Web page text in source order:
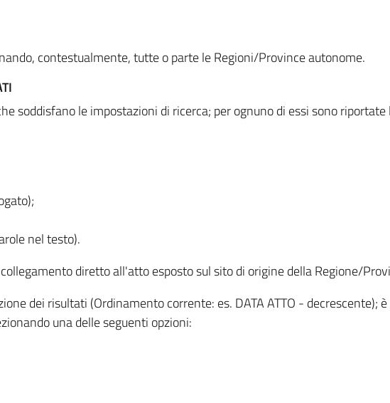
contestualmente, tutte o parte le Regioni/Province autonome.
soddisfano le impostazioni di ricerca; per ognuno di essi sono
nel testo).
diretto all'atto esposto sul sito di origine della Regione/
dei risultati (Ordinamento corrente: es. DATA ATTO - decrescente);
una delle seguenti opzioni: